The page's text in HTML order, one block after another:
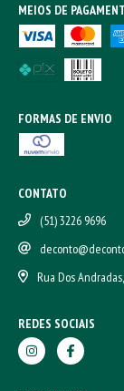
MEIOS DE
FORMAS DE ENVIO
CONTATO
(51) 3226 9696
Rua Dos
REDES SOCIAIS